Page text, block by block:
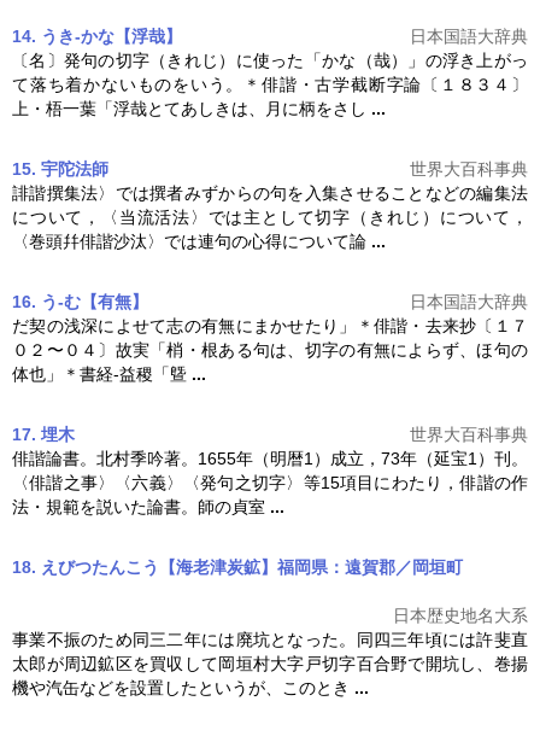
14. うき‐かな【浮哉】
日本国語大辞典
〔名〕発句の切字 （きれじ）に使った「かな（哉）」の浮き上がっ
て落ち着かないものをいう。＊俳諧・古学截断字論〔１８３４〕
上・梧一葉「浮哉とてあしきは、月に柄をさし ...
15. 宇陀法師
世界大百科事典
誹諧撰集法〉では撰者みずからの句を入集させることなどの編集法
について，〈当流活法〉では主として切字 （きれじ）について，
〈巻頭幷俳諧沙汰〉では連句の心得について論 ...
16. う‐む【有無】
日本国語大辞典
だ契の浅深によせて志の有無にまかせたり」＊俳諧・去来抄〔１７
０２〜０４〕故実「梢・根ある句は、 切字の有無によらず、ほ句の
体也」＊書経‐益稷「曁 ...
17. 埋木
世界大百科事典
俳諧論書。北村季吟著。1655年（明暦1）成立，73年（延宝1）刊。
〈俳諧之事〉〈六義〉〈発句之切字〉等15項目にわたり，俳諧の作
法・規範を説いた論書。師の貞室 ...
18. えびつたんこう【海老津炭鉱】福岡県：遠賀郡／岡垣町
日本歴史地名大系
事業不振のため同三二年には廃坑となった。同四三年頃には許斐直
太郎が周辺鉱区を買収して岡垣村大字戸切字百合野で開坑し、巻揚
機や汽缶などを設置したというが、このとき ...